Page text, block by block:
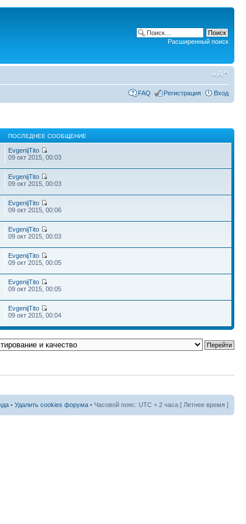
Расширенный поиск
FAQ Регистрация Вход
ПОСЛЕДНЕЕ СООБЩЕНИЕ
EvgenijTito
09 окт 2015, 00:03
EvgenijTito
09 окт 2015, 00:03
EvgenijTito
09 окт 2015, 00:06
EvgenijTito
09 окт 2015, 00:03
EvgenijTito
09 окт 2015, 00:05
EvgenijTito
09 окт 2015, 00:05
EvgenijTito
09 окт 2015, 00:04
• Удалить cookies форума • Часовой пояс: UTC + 2 часа [ Летнее время ]